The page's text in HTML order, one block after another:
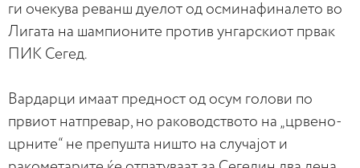
ги очекува реванш дуелот од осминафиналето во
Лигата на шампионите против унгарскиот првак
ПИК Сегед.
Вардарци имаат предност од осум голови по
првиот натпревар, но раководството на „црвено-
црните“ не препушта ништо на случајот и